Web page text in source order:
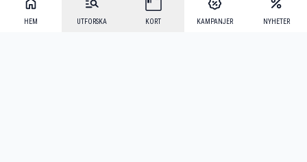
HEM UTFORSKA KORT KAMPANJER NYHETER